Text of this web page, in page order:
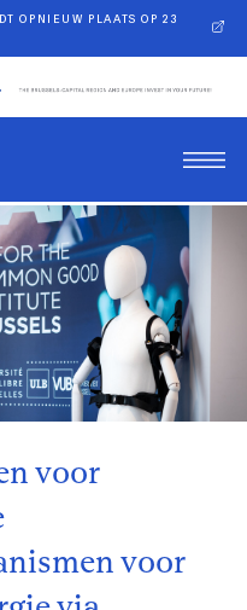
OPNIEUW PLAATS OP 23
voor
voor